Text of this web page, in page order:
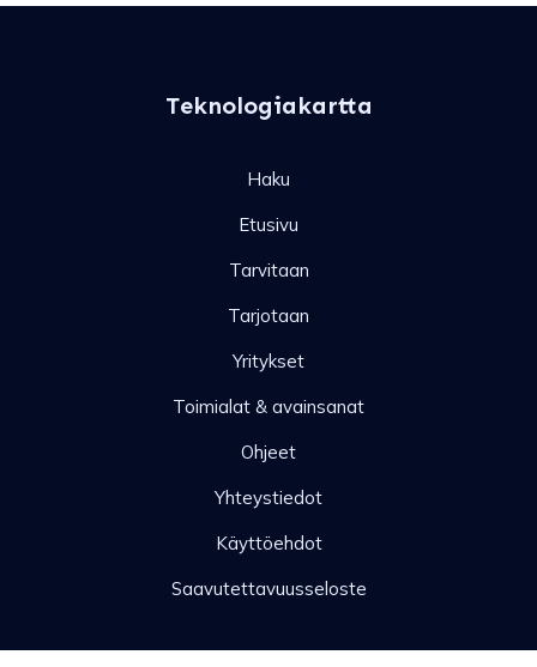
Teknologiakartta
Haku
Etusivu
Tarvitaan
Tarjotaan
Yritykset
Toimialat & avainsanat
Ohjeet
Yhteystiedot
Käyttöehdot
Saavutettavuusseloste